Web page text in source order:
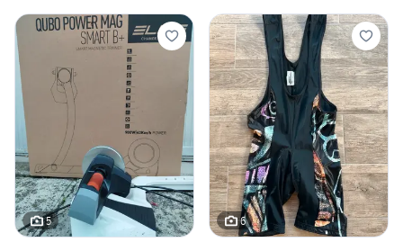
5 6